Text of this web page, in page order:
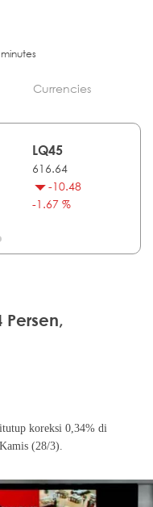
Currencies
LQ45
616.64
-10.48
-1.67 %
Persen,
koreksi 0,34% di
(28/3).